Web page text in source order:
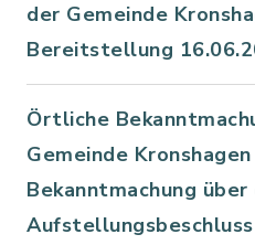
der Gemeinde
Bereitstellung
Örtliche
Gemeinde
Bekanntmachung über